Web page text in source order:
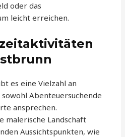
oder das
leicht erreichen.
es eine Vielzahl an
Abenteuersuchende
ansprechen.
malerische Landschaft
Aussichtspunkten, wie